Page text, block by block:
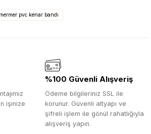
pvc kenar bandı
işinize
%100 Güvenli Alışveriş
Ödeme bilgileriniz SSL ile
korunur. Güvenli altyapı ve
şifreli işlem ile gönül rahatlığıyla
alışveriş yapın.